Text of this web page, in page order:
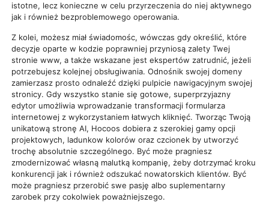
istotne, lecz konieczne w celu przyrzeczenia do niej aktywnego
jak i również bezproblemowego operowania.
Z kolei, możesz miał świadomośc, wówczas gdy określić, które
decyzje oparte w kodzie poprawniej przyniosą zalety Twej
stronie www, a także wskazane jest ekspertów zatrudnić, jeżeli
potrzebujesz kolejnej obsługiwania. Odnośnik swojej domeny
zamierzasz prosto odnaleźć dzięki pulpicie nawigacyjnym swojej
stronicy. Gdy wszystko stanie się gotowe, superprzyjazny
edytor umożliwia wprowadzanie transformacji formularza
internetowej z wykorzystaniem łatwych kliknięć. Tworząc Twoją
unikatową stronę AI, Hocoos dobiera z szerokiej gamy opcji
projektowych, ladunkow kolorów oraz czcionek by utworzyć
trochę absolutnie szczególnego. Być może pragniesz
zmodernizować własną malutką kompanię, żeby dotrzymać kroku
konkurencji jak i również odszukać nowatorskich klientów. Być
może pragniesz przerobić swe pasję albo suplementarny
zarobek przy cokolwiek poważniejszego.